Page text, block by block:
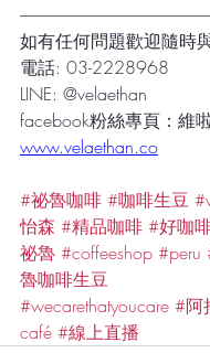
如有任何問題歡迎隨時
電話: 03-2228968
LINE: @velaethan
facebook粉絲專頁：維
www.velaethan.co
#祕魯咖啡 #咖啡生豆
怡森 #精品咖啡 #好咖
祕魯 #coffeeshop #peru
魯咖啡生豆
#wecarethatyoucare #阿
café #線上直播